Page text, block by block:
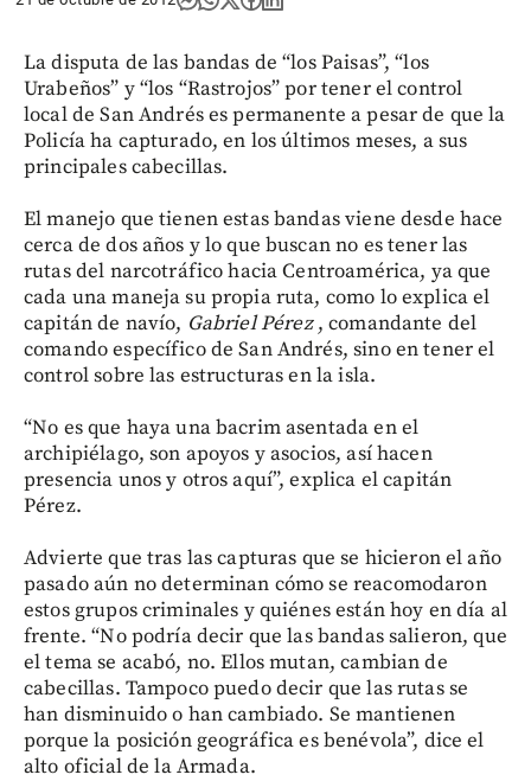
La disputa de las bandas de “los Paisas”, “los
Urabeños” y “los “Rastrojos” por tener el control
local de San Andrés es permanente a pesar de que la
Policía ha capturado, en los últimos meses, a sus
principales cabecillas.
El manejo que tienen estas bandas viene desde hace
cerca de dos años y lo que buscan no es tener las
rutas del narcotráfico hacia Centroamérica, ya que
cada una maneja su propia ruta, como lo explica el
capitán de navío, GabrielPérez, comandante del
comando específico de San Andrés, sino en tener el
control sobre las estructuras en la isla.
“No es que haya una bacrim asentada en el
archipiélago, son apoyos y asocios, así hacen
presencia unos y otros aquí”, explica el capitán
Pérez.
Advierte que tras las capturas que se hicieron el año
pasado aún no determinan cómo se reacomodaron
estos grupos criminales y quiénes están hoy en día al
frente. “No podría decir que las bandas salieron, que
el tema se acabó, no. Ellos mutan, cambian de
cabecillas. Tampoco puedo decir que las rutas se
han disminuido o han cambiado. Se mantienen
porque la posición geográfica es benévola”, dice el
alto oficial de la Armada.